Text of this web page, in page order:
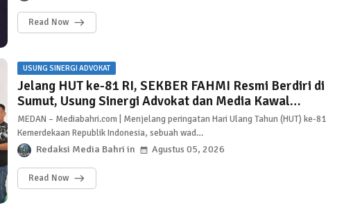
Read Now
USUNG SINERGI ADVOKAT
Jelang HUT ke-81 RI, SEKBER FAHMI Resmi Berdiri di
Sumut, Usung Sinergi Advokat dan Media Kawal
Penegakan Hukum
MEDAN – Mediabahri.com | Menjelang peringatan Hari Ulang Tahun (HUT) ke-81
Kemerdekaan Republik Indonesia, sebuah wad…
Redaksi Media Bahri Agustus 05, 2026
Read Now